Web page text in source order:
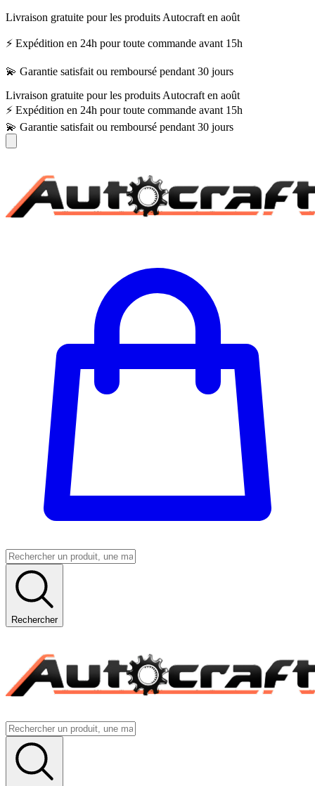
Livraison gratuite pour les produits Autocraft en août
⚡ Expédition en 24h pour toute commande avant 15h
💫 Garantie satisfait ou remboursé pendant 30 jours
Livraison gratuite pour les produits Autocraft en août
⚡ Expédition en 24h pour toute commande avant 15h
💫 Garantie satisfait ou remboursé pendant 30 jours
Rechercher